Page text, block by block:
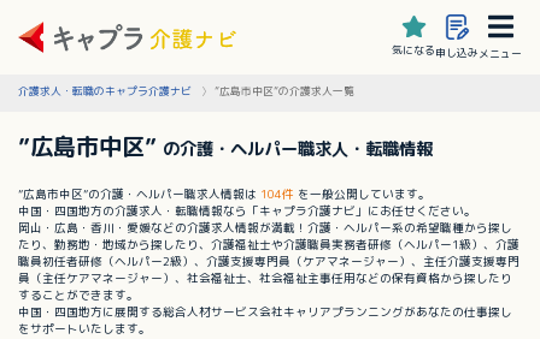
気になる申し込みメニュー
介護求人・転職のキャプラ介護ナビ ”広島市中区”の介護求人一覧
”広島市中区” の介護・ヘルパー職求人・転職情報
”広島市中区”の介護・ヘルパー職求人情報は 104件 を一般公開しています。
中国・四国地方の介護求人・転職情報なら「キャプラ介護ナビ」にお任せください。
岡山・広島・香川・愛媛などの介護求人情報が満載！介護・ヘルパー系の希望職種から探し
たり、勤務地・地域から探したり、介護福祉士や介護職員実務者研修（ヘルパー1級）、介護
職員初任者研修（ヘルパー2級）、介護支援専門員（ケアマネージャー）、主任介護支援専門
員（主任ケアマネージャー）、社会福祉士、社会福祉主事任用などの保有資格から探したり
することができます。
中国・四国地方に展開する総合人材サービス会社キャリアプランニングがあなたの仕事探し
をサポートいたします。